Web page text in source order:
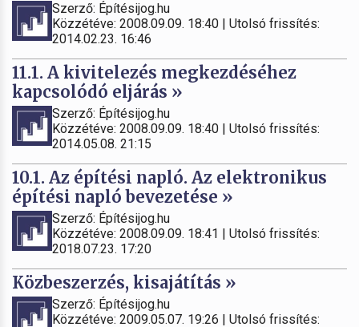
Szerző: Építésijog.hu
Közzétéve: 2008.09.09. 18:40 | Utolsó frissítés:
2014.02.23. 16:46
11.1. A kivitelezés megkezdéséhez
kapcsolódó eljárás »
Szerző: Építésijog.hu
Közzétéve: 2008.09.09. 18:40 | Utolsó frissítés:
2014.05.08. 21:15
10.1. Az építési napló. Az elektronikus
építési napló bevezetése »
Szerző: Építésijog.hu
Közzétéve: 2008.09.09. 18:41 | Utolsó frissítés:
2018.07.23. 17:20
Közbeszerzés, kisajátítás »
Szerző: Építésijog.hu
Közzétéve: 2009.05.07. 19:26 | Utolsó frissítés: